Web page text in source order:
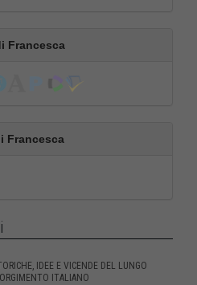
Francesca
Francesca
IDEE E VICENDE DEL LUNGO
ITALIANO